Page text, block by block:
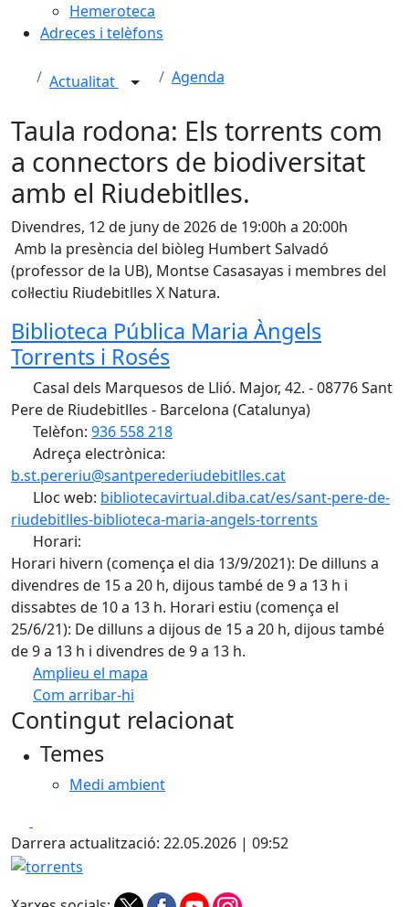
Hemeroteca
Adreces i telèfons
Actualitat Agenda
Taula rodona: Els torrents com
a connectors de biodiversitat
amb el Riudebitlles.
Divendres, 12 de juny de 2026 de 19:00h a 20:00h
Amb la presència del biòleg Humbert Salvadó
(professor de la UB), Montse Casasayas i membres del
col·lectiu Riudebitlles X Natura.
Biblioteca Pública Maria Àngels
Torrents i Rosés
Casal dels Marquesos de Llió. Major, 42. - 08776 Sant
Pere de Riudebitlles - Barcelona (Catalunya)
Telèfon: 936 558 218
Adreça electrònica:
b.st.pereriu@santperederiudebitlles.cat
Lloc web: bibliotecavirtual.diba.cat/es/sant-pere-de-
riudebitlles-biblioteca-maria-angels-torrents
Horari:
Horari hivern (comença el dia 13/9/2021): De dilluns a
divendres de 15 a 20 h, dijous també de 9 a 13 h i
dissabtes de 10 a 13 h. Horari estiu (comença el
25/6/21): De dilluns a dijous de 15 a 20 h, dijous també
de 9 a 13 h i divendres de 9 a 13 h.
Amplieu el mapa
Com arribar-hi
+
Contingut relacionat
Temes
Medi ambient
Darrera actualització: 22.05.2026 | 09:52
torrents